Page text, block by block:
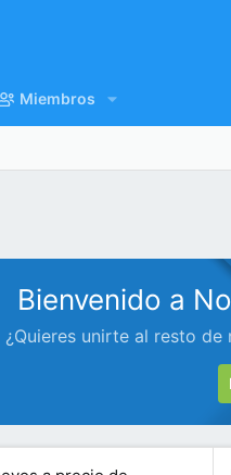
Miembros
Bienvenido a
¿Quieres unirte al resto de